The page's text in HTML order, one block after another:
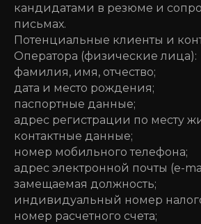
кандидатами в резюме и
письмах.
Потенциальные клиенты и
Оператора (физические лица):
фамилия, имя, отчество;
дата и место рождения;
паспортные данные;
адрес регистрации по месту
контактные данные;
номер мобильного телефона;
адрес электронной почты (e-
замещаемая должность;
индивидуальный номер
номер расчетного счета;